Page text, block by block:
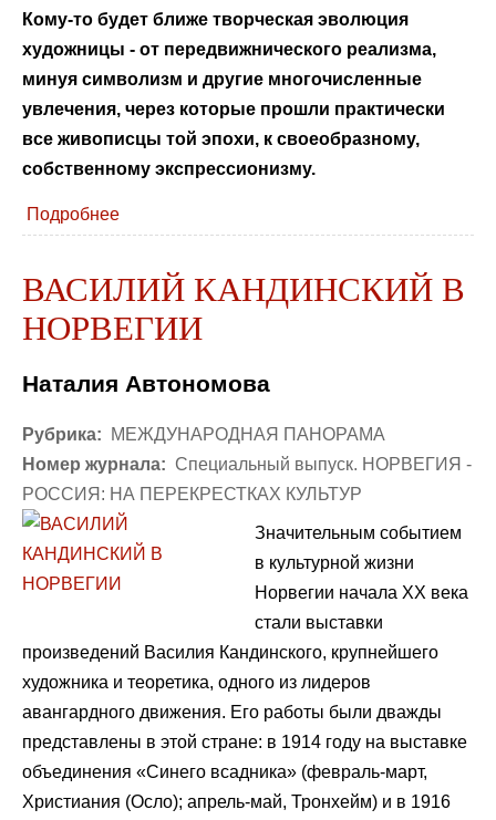
Кому-то будет ближе творческая эволюция
художницы - от передвижнического реализма,
минуя символизм и другие многочисленные
увлечения, через которые прошли практически
все живописцы той эпохи, к своеобразному,
собственному экспрессионизму.
Подробнее
ВАСИЛИЙ КАНДИНСКИЙ В
НОРВЕГИИ
Наталия Автономова
Рубрика:
МЕЖДУНАРОДНАЯ ПАНОРАМА
Номер журнала: Специальный выпуск. НОРВЕГИЯ -
РОССИЯ: НА ПЕРЕКРЕСТКАХ КУЛЬТУР
Значительным событием
в культурной жизни
Норвегии начала ХХ века
стали выставки
произведений Василия Кандинского, крупнейшего
художника и теоретика, одного из лидеров
авангардного движения. Его работы были дважды
представлены в этой стране: в 1914 году на выставке
объединения «Синего всадника» (февраль-март,
Христиания (Осло); апрель-май, Тронхейм) и в 1916